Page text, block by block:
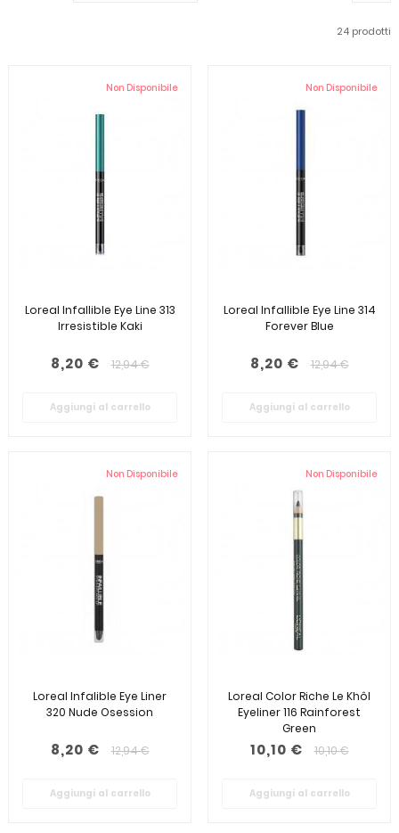
24 prodotti
Non Disponibile
Loreal Infallible Eye Line 313
Irresistible Kaki
8,20 € 12,94 €
Aggiungi al carrello
Non Disponibile
Loreal Infallible Eye Line 314
Forever Blue
8,20 € 12,94 €
Aggiungi al carrello
Non Disponibile
Loreal Infalible Eye Liner
320 Nude Osession
8,20 € 12,94 €
Aggiungi al carrello
Non Disponibile
Loreal Color Riche Le Khôl
Eyeliner 116 Rainforest
Green
10,10 € 10,10 €
Aggiungi al carrello